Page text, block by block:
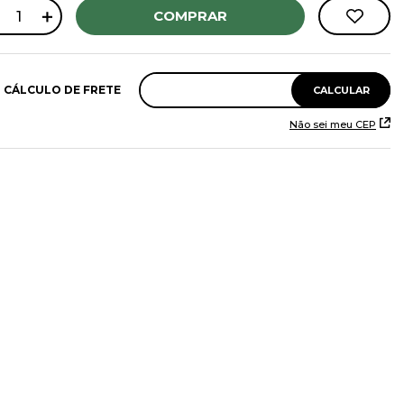
＋ COMPRAR
Não sei meu CEP